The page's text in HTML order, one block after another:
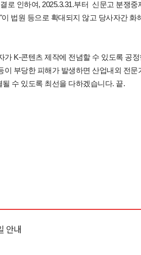
로 인하여, 2025.3.31.부터 신문고 분쟁중
법원 등으로 확대되지 않고 당사자간 화
K-콘텐츠 제작에 전념할 수 있도록 공
부당한 피해가 발생하면 산업내외 전문
수 있도록 최선을 다하겠습니다. 끝.
안내